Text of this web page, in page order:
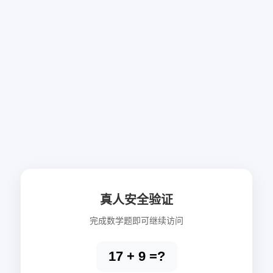
真人安全验证
完成数学题即可继续访问
17 + 9 =?